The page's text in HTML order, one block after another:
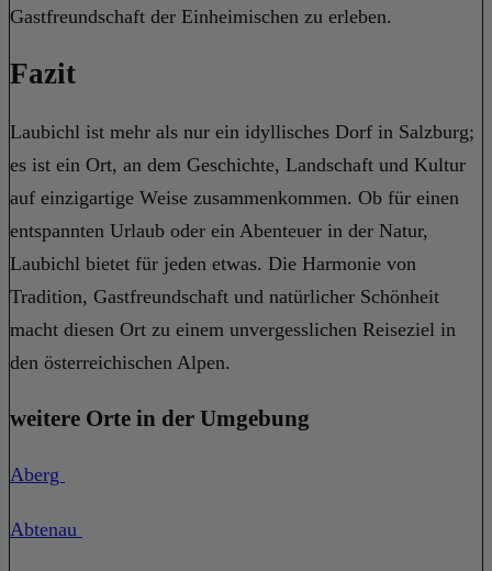
Gastfreundschaft der Einheimischen zu erleben.
Fazit
Laubichl ist mehr als nur ein idyllisches Dorf in Salzburg;
es ist ein Ort, an dem Geschichte, Landschaft und Kultur
auf einzigartige Weise zusammenkommen. Ob für einen
entspannten Urlaub oder ein Abenteuer in der Natur,
Laubichl bietet für jeden etwas. Die Harmonie von
Tradition, Gastfreundschaft und natürlicher Schönheit
macht diesen Ort zu einem unvergesslichen Reiseziel in
den österreichischen Alpen.
weitere Orte in der Umgebung
Aberg
Abtenau